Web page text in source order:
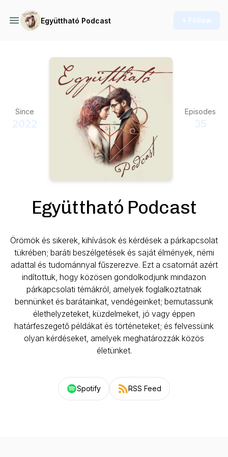
Együttható Podcast + Follow
Since
2022
Episodes
35
Együttható Podcast
Örömök és sikerek, kihívások és kérdések a párkapcsolat
tükrében; baráti beszélgetések és saját élmények, némi
adattal és tudománnyal fűszerezve. Ezt a csatornát azért
indítottuk, hogy közösen gondolkodjunk mindazon
párkapcsolati témákról, amelyek foglalkoztatnak
bennünket és barátainkat, vendégeinket; bemutassunk
élethelyzeteket, küzdelmeket, jó vagy éppen
határfeszegető példákat és történeteket; és felvessünk
olyan kérdéseket, amelyek meghatározzák közös
életünket.
Spotify RSS Feed